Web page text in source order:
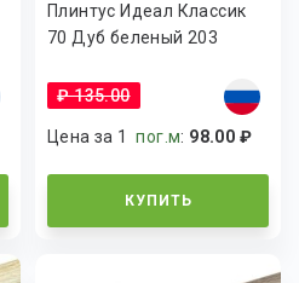
Плинтус Идеал Классик
70 Дуб беленый 203
₽ 135.00
Цена за 1пог.м: 98.00 ₽
КУПИТЬ